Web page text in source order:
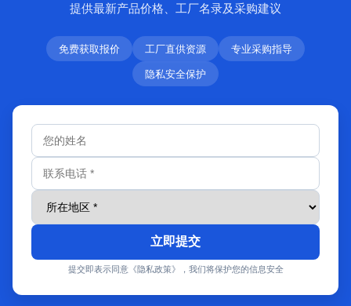
提供最新产品价格、工厂名录及采购建议
免费获取报价 工厂直供资源
专业采购指导
隐私安全保护
立即提交
提交即表示同意《隐私政策》，我们将保护您的信息安全